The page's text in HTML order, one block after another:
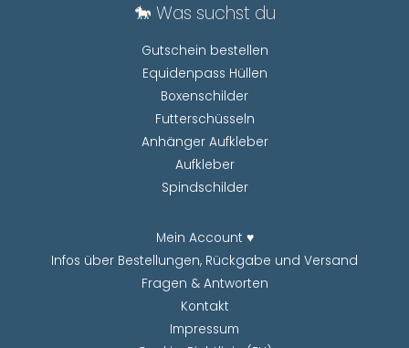
🐎 Was suchst du
Gutschein bestellen
Equidenpass Hüllen
Boxenschilder
Futterschüsseln
Anhänger Aufkleber
Aufkleber
Spindschilder
Mein Account ♥
Infos über Bestellungen, Rückgabe und Versand
Fragen & Antworten
Kontakt
Impressum